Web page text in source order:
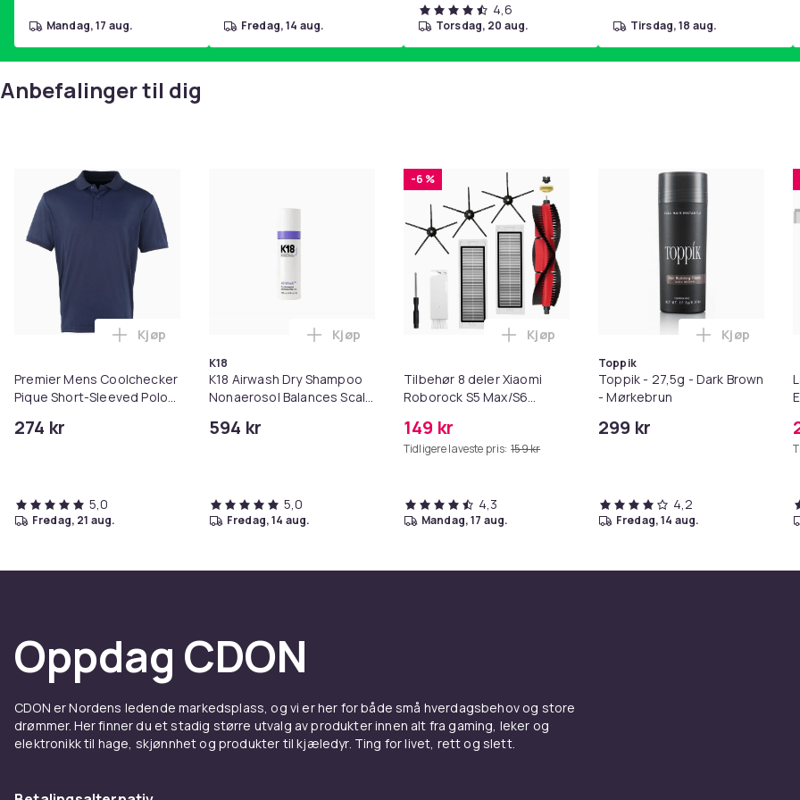
mandag, 17 aug. fredag, 14 aug.
4,6
torsdag, 20 aug. tirsdag, 18 aug.
Anbefalinger til dig
Premier Mens Coolchecker
Pique Short-Sleeved Polo
274 kr
Legg Premier Mens Coolchecker Pique Short-Sleeved Polo Shirt i handlekurven
Kjøp
5,0
fredag, 21 aug.
K18
K18 Airwash Dry Shampoo
Nonaerosol Balances Scalp
594 kr
Legg K18 Airwash Dry Shampoo Nonaerosol Balances Scalp & Controls
Kjøp
5,0
fredag, 14 aug.
-6 %
Tilbehør 8 deler Xiaomi
Roborock S5 Max/S6
MAXV/S50/S51/S55/S5/S60/S65/S6
149 kr
Tidligere laveste pris: 159 kr
Legg Tilbehør 8 deler Xiaomi Roborock
Kjøp
4,3
mandag, 17 aug.
Toppik
Toppik - 27,5g - Dark Brown
- Mørkebrun
299 kr
Legg
Kjøp
4,2
fredag, 14 aug.
Oppdag CDON
CDON er Nordens ledende markedsplass, og vi er her for både små hverdagsbehov og store
drømmer. Her finner du et stadig større utvalg av produkter innen alt fra gaming, leker og
elektronikk til hage, skjønnhet og produkter til kjæledyr. Ting for livet, rett og slett.